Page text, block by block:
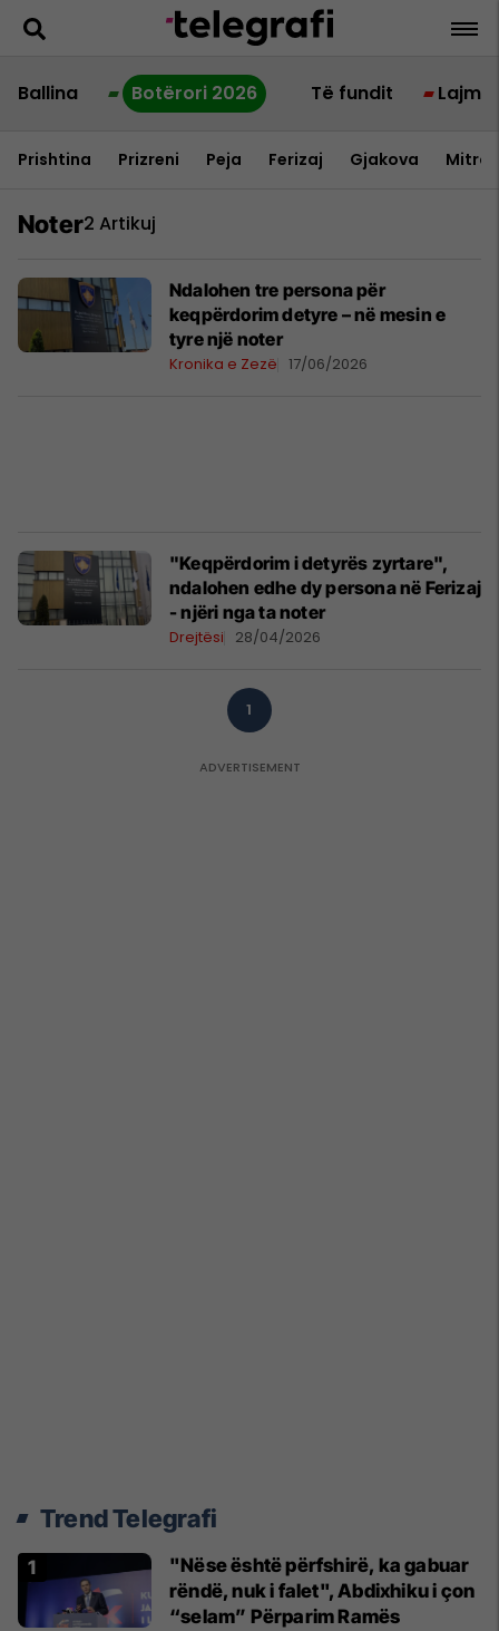
Ballina Botërori 2026 Të fundit Lajme
Prishtina Prizreni Peja Ferizaj Gjakova
Noter2 Artikuj
Ndalohen tre persona për
keqpërdorim detyre – në mesin e
tyre një noter
Kronika e Zezë 17/06/2026
"Keqpërdorim i detyrës zyrtare",
ndalohen edhe dy persona në Ferizaj
- njëri nga ta noter
Drejtësi 28/04/2026
1
Trend Telegrafi
"Nëse është përfshirë, ka gabuar
rëndë, nuk i falet", Abdixhiku i çon
“selam” Përparim Ramës